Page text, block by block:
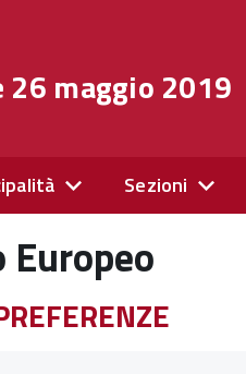
26 maggio 2019
Sezioni